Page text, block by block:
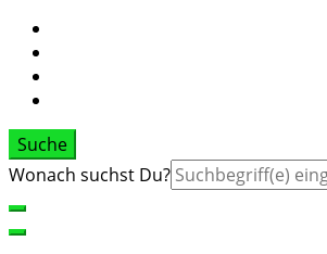
Suche
Suche
Wonach suchst Du?